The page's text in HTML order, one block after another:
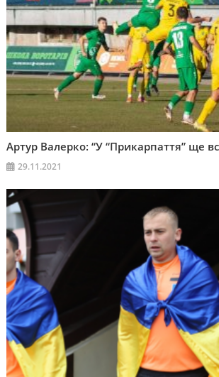
Артур Валерко: “У “Прикарпаття” ще
29.11.2021